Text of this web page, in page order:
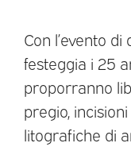
Con l’evento
festeggia i 25
proporranno
pregio,
litografiche di